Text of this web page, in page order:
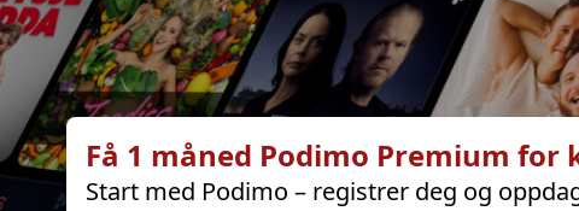
Få 1 måned Podimo Premium for
Start med Podimo – registrer deg og